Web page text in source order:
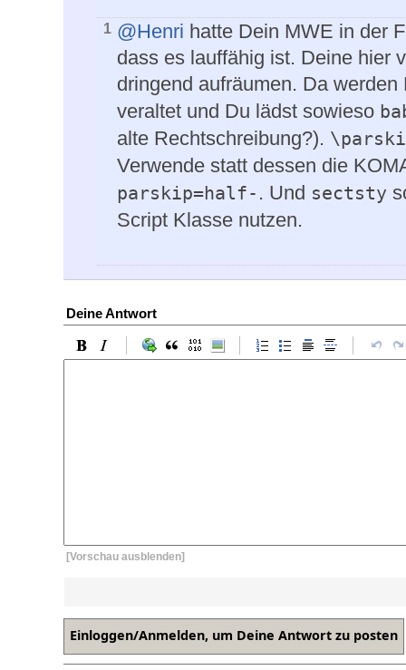
1 @Henri hatte Dein MWE in der
dass es lauffähig ist. Deine hier
dringend aufräumen. Da
veraltet und Du lädst sowieso
alte Rechtschreibung?).
Verwende statt dessen die
parskip=half- . Und sectsty
Script Klasse nutzen.
Deine Antwort
[Vorschau ausblenden]